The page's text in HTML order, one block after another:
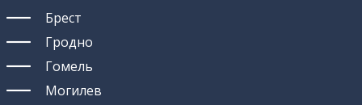
Брест
Гродно
Гомель
Могилев